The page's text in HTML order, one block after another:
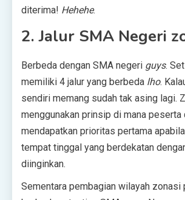
diterima! Hehehe.
2. Jalur SMA Negeri
Berbeda dengan SMA negeri guys.
memiliki 4 jalur yang berbeda lho.
sendiri memang sudah tak asing lagi.
menggunakan prinsip di mana peserta
mendapatkan prioritas pertama
tempat tinggal yang berdekatan
diinginkan.
Sementara pembagian wilayah zonasi